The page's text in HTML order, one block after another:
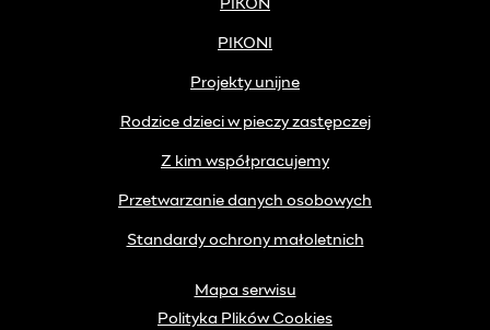
PIKON
PIKONI
Projekty unijne
Rodzice dzieci w pieczy zastępczej
Z kim współpracujemy
Przetwarzanie danych osobowych
Standardy ochrony małoletnich
Mapa serwisu
Polityka Plików Cookies